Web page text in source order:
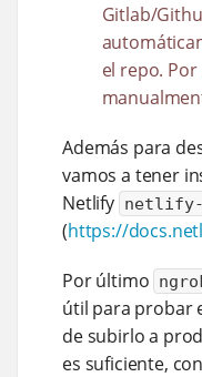
Gitlab/
el repo.
Además para
vamos a tener
Netlify
(https://
Por último
útil para probar
de subirlo a
es suficiente,